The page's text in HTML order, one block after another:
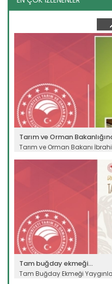
Bakan Yumaklı kayısı
Tarım ve Orman Bakanı
Tarım ve Orman
Tarım ve Orman Bakanı
Tam buğday ekmeği...
Tam Buğday Ekmeği